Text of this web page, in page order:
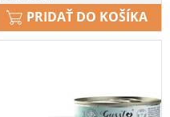
PRIDAŤ DO KOŠÍKA